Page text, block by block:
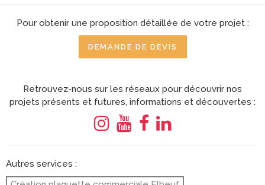
Pour obtenir une proposition détaillée de votre projet :
DEMANDE DE DEVIS
Retrouvez-nous sur les réseaux pour découvrir nos
projets présents et futures, informations et découvertes :
Autres services :